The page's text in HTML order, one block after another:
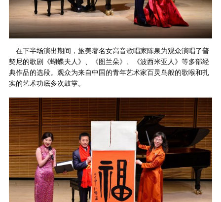
在下半场演出期间，旅美著名女高音歌唱家陈泉为观众演唱了普
契尼的歌剧《蝴蝶夫人》、《图兰朵》、《波西米亚人》等多部经
典作品的选段。观众为来自中国的青年艺术家百灵鸟般的歌喉和扎
实的艺术功底多次鼓掌。